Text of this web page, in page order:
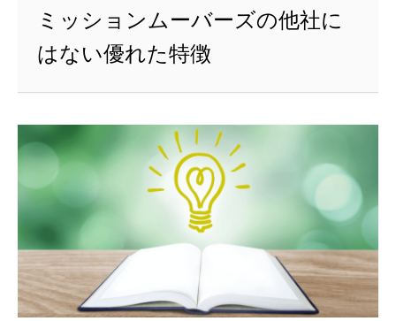
ミッションムーバーズの他社に
はない優れた特徴